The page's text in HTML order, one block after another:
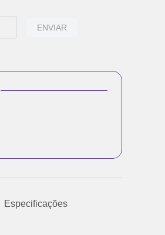
ENVIAR
Especificações